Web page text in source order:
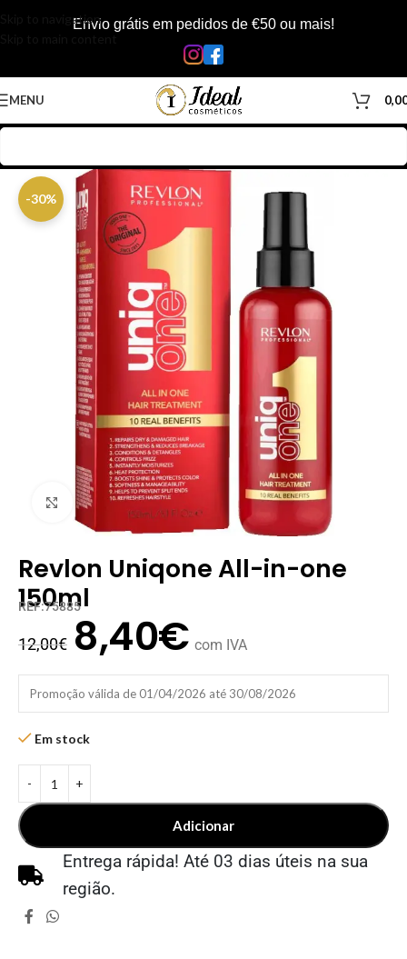
Skip to navigationEnvio grátis em pedidos de €50 ou mais!
MENU
-30%
Clique para ampliar
Revlon Uniqone All-in-one
150ml
REF:75885
12,00€ 8,40€ com IVA
Promoção válida de 01/04/2026 até 30/08/2026
Em stock
Adicionar
Entrega rápida! Até 03 dias úteis na sua
região.